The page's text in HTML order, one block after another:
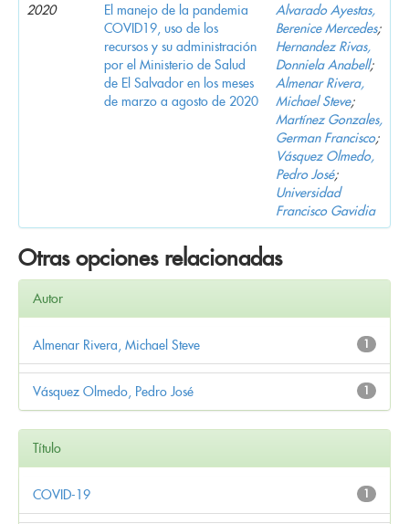
2020
El manejo de la pandemia
COVID19, uso de los
recursos y su administración
por el Ministerio de Salud
de El Salvador en los meses
de marzo a agosto de 2020
Alvarado Ayestas,
Berenice Mercedes;
Hernandez Rivas,
Donniela Anabell;
Almenar Rivera,
Michael Steve;
Martínez Gonzales,
German Francisco;
Vásquez Olmedo,
Pedro José;
Universidad
Francisco Gavidia
Otras opciones relacionadas
Autor
1
Almenar Rivera, Michael Steve
1
Vásquez Olmedo, Pedro José
Título
1
COVID-19